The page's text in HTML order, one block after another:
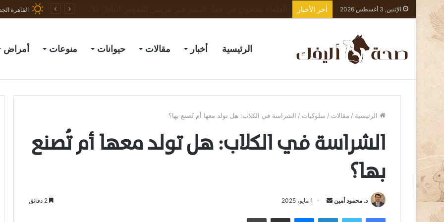
الإثنين, 3 أغسطس 2026 أخر الأخبار القاهرة
الرئيسية أخبار مقالات حيوانات منوعات أمراض
الرئيسية / مقالات / سلوكيات / الشراسة في الكلاب: هل تولد معها أم تُصنع بها؟
الشراسة في الكلاب: هل تولد معها أم تُصنع
بها؟
د. محمود أمين
أرسل
1 مايو، 2025
فيسبوك تويتر لينكدإن ماسنجر مشاركة عبر البريد طباعة